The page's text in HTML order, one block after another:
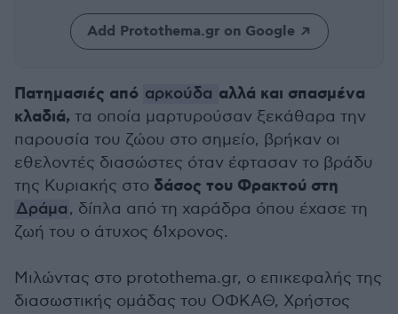
Add Protothema.gr on Google
Πατημασιές από αρκούδα αλλά και σπασμένα
κλαδιά, τα οποία μαρτυρούσαν ξεκάθαρα την
παρουσία του ζώου στο σημείο, βρήκαν οι
εθελοντές διασώστες όταν έφτασαν το βράδυ
της Κυριακής στο δάσος του Φρακτού στη
Δράμα, δίπλα από τη χαράδρα όπου έχασε τη
ζωή του ο άτυχος 61χρονος.
Μιλώντας στο protothema.gr, ο επικεφαλής της
διασωστικής ομάδας του ΟΦΚΑΘ, Χρήστος